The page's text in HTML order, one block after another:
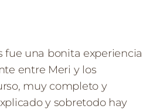
fue una bonita experiencia
entre Meri y los
muy completo y
y sobretodo hay